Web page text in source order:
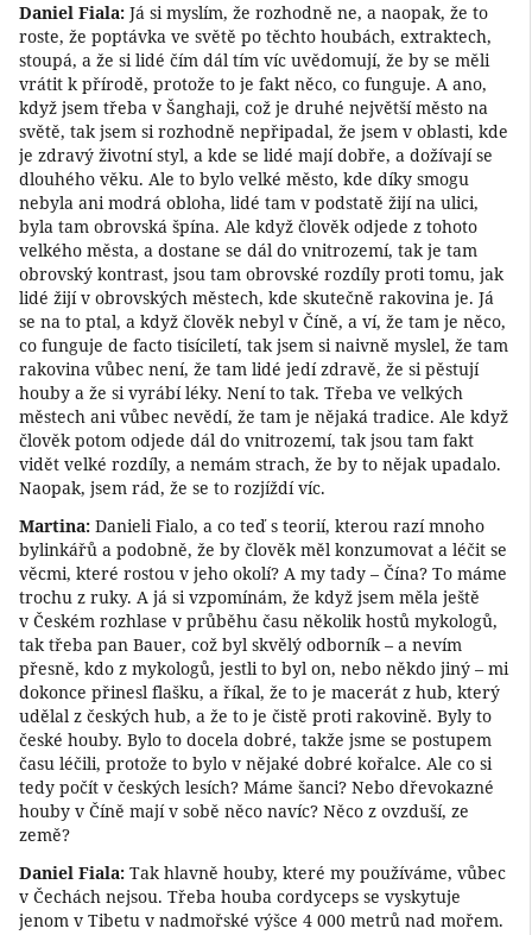
Daniel Fiala: Já si myslím, že rozhodně ne, a naopak, že to
roste, že poptávka ve světě po těchto houbách, extraktech,
stoupá, a že si lidé čím dál tím víc uvědomují, že by se měli
vrátit k přírodě, protože to je fakt něco, co funguje. A ano,
když jsem třeba v Šanghaji, což je druhé největší město na
světě, tak jsem si rozhodně nepřipadal, že jsem v oblasti, kde
je zdravý životní styl, a kde se lidé mají dobře, a dožívají se
dlouhého věku. Ale to bylo velké město, kde díky smogu
nebyla ani modrá obloha, lidé tam v podstatě žijí na ulici,
byla tam obrovská špína. Ale když člověk odjede z tohoto
velkého města, a dostane se dál do vnitrozemí, tak je tam
obrovský kontrast, jsou tam obrovské rozdíly proti tomu, jak
lidé žijí v obrovských městech, kde skutečně rakovina je. Já
se na to ptal, a když člověk nebyl v Číně, a ví, že tam je něco,
co funguje de facto tisíciletí, tak jsem si naivně myslel, že tam
rakovina vůbec není, že tam lidé jedí zdravě, že si pěstují
houby a že si vyrábí léky. Není to tak. Třeba ve velkých
městech ani vůbec nevědí, že tam je nějaká tradice. Ale když
člověk potom odjede dál do vnitrozemí, tak jsou tam fakt
vidět velké rozdíly, a nemám strach, že by to nějak upadalo.
Naopak, jsem rád, že se to rozjíždí víc.
Martina: Danieli Fialo, a co teď s teorií, kterou razí mnoho
bylinkářů a podobně, že by člověk měl konzumovat a léčit se
věcmi, které rostou v jeho okolí? A my tady – Čína? To máme
trochu z ruky. A já si vzpomínám, že když jsem měla ještě
v Českém rozhlase v průběhu času několik hostů mykologů,
tak třeba pan Bauer, což byl skvělý odborník – a nevím
přesně, kdo z mykologů, jestli to byl on, nebo někdo jiný – mi
dokonce přinesl flašku, a říkal, že to je macerát z hub, který
udělal z českých hub, a že to je čistě proti rakovině. Byly to
české houby. Bylo to docela dobré, takže jsme se postupem
času léčili, protože to bylo v nějaké dobré kořalce. Ale co si
tedy počít v českých lesích? Máme šanci? Nebo dřevokazné
houby v Číně mají v sobě něco navíc? Něco z ovzduší, ze
země?
Daniel Fiala: Tak hlavně houby, které my používáme, vůbec
v Čechách nejsou. Třeba houba cordyceps se vyskytuje
jenom v Tibetu v nadmořské výšce 4 000 metrů nad mořem.